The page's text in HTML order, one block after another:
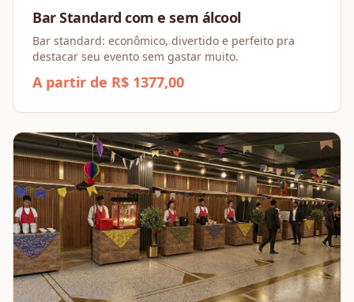
Bar Standard com e sem álcool
Bar standard: econômico, divertido e perfeito pra
destacar seu evento sem gastar muito.
A partir de R$ 1377,00